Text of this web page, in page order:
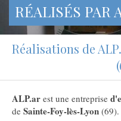
RÉALISÉS PAR
Réalisations de
ALP.ar est une entreprise
de Sainte-Foy-lès-Lyon (69).